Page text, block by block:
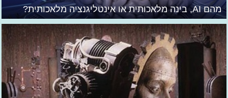
מהם AI, בינה מלאכותית או אינטליגנציה מלאכותית?